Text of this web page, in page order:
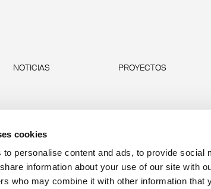
cookies
to personalise content and ads, to provide social
information about your use of our site with
who may combine it with other information that
NOTICIAS PROYECTOS